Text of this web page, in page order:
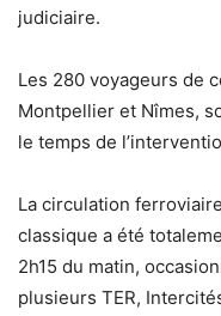
judiciaire.
Les 280 voyageurs de
Montpellier et Nîmes,
le temps de
La circulation
classique a été
2h15 du matin,
plusieurs TER,